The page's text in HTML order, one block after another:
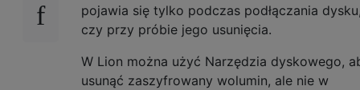
pojawia się tylko podczas podłączania
czy przy próbie jego usunięcia.
W Lion można użyć Narzędzia dyskowego,
usunąć zaszyfrowany wolumin, ale nie w